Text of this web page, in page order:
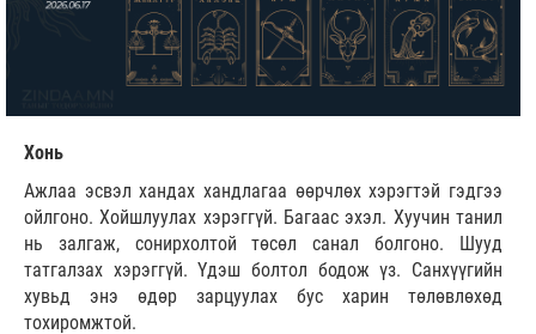
Хонь
Ажлаа эсвэл хандах хандлагаа өөрчлөх хэрэгтэй гэдгээ
ойлгоно. Хойшлуулах хэрэггүй. Багаас эхэл. Хуучин танил
нь залгаж, сонирхолтой төсөл санал болгоно. Шууд
татгалзах хэрэггүй. Үдэш болтол бодож үз. Санхүүгийн
хувьд энэ өдөр зарцуулах бус харин төлөвлөхөд
тохиромжтой.